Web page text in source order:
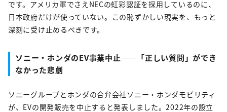
です。アメリカ軍でさえNECの虹彩認証を採用しているのに、
日本政府だけが使っていない。この恥ずかしい現実を、もっと
深刻に受け止めるべきです。
ソニー・ホンダのEV事業中止──「正しい質問」ができ
なかった悲劇
ソニーグループとホンダの合弁会社ソニー・ホンダモビリティ
が、EVの開発販売を中止すると発表しました。2022年の設立